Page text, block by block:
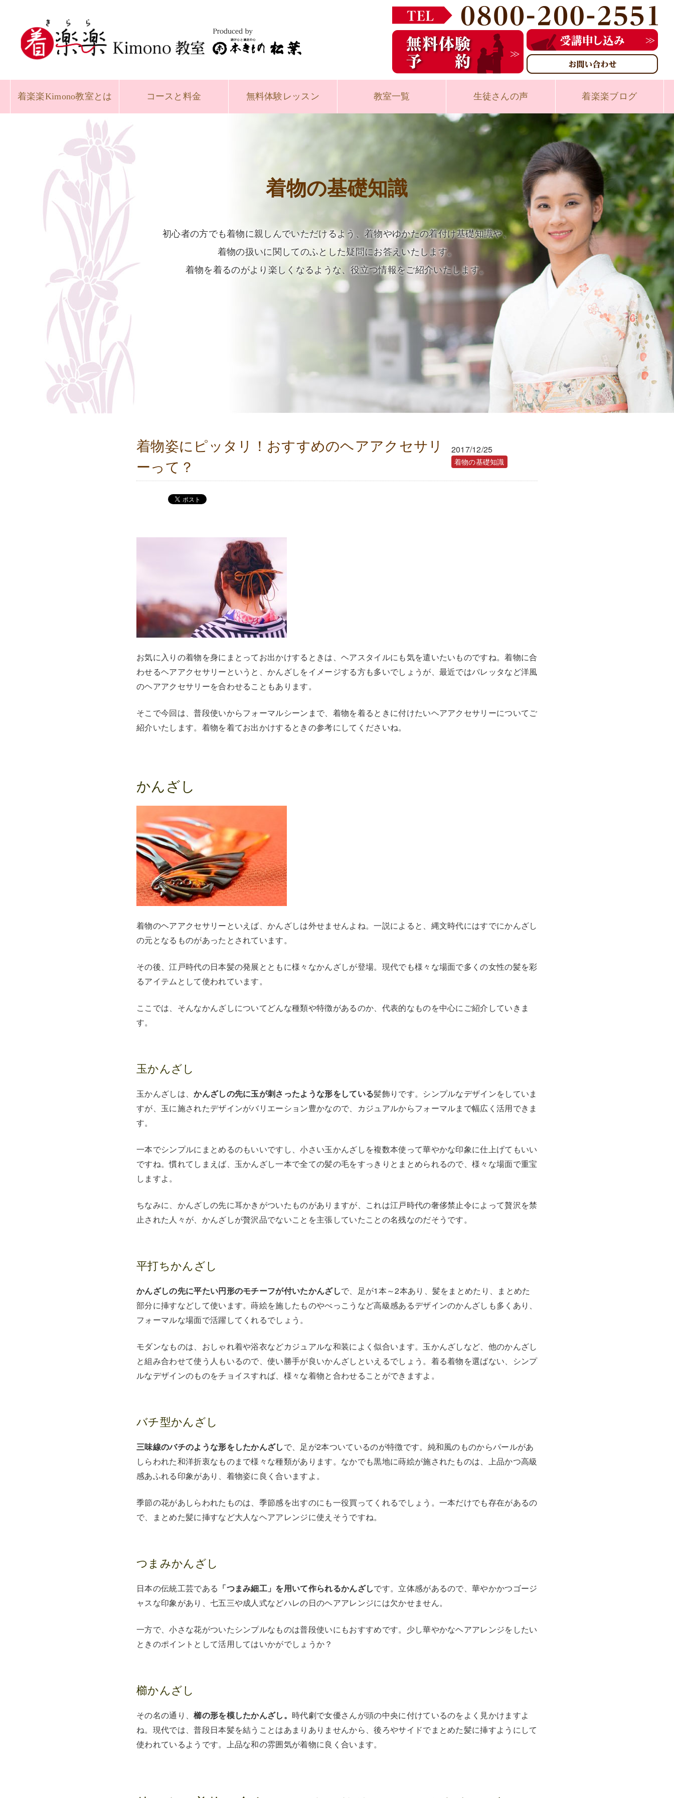
着楽楽Kimono教室とは コースと 料金 無料体験 レッスン 教室一覧 生徒さんの声 着楽楽ブログ
着物の基礎知識
初心者の方でも着物に親しんでいただけるよう、着物やゆかたの着付け基礎知識や、
着物の扱いに関してのふとした疑問にお答えいたします。
着物を着るのがより楽しくなるような、役立つ情報をご紹介いたします。
着物姿にピッタリ！おすすめのヘアアクセサリ
ーって？
2017/12/25
着物の基礎知識
お気に入りの着物を身にまとってお出かけするときは、ヘアスタイルにも気を遣いたいものですね。着物に合
わせるヘアアクセサリーというと、かんざしをイメージする方も多いでしょうが、最近ではバレッタなど洋風
のヘアアクセサリーを合わせることもあります。
そこで今回は、普段使いからフォーマルシーンまで、着物を着るときに付けたいヘアアクセサリーについてご
紹介いたします。着物を着てお出かけするときの参考にしてくださいね。
かんざし
着物のヘアアクセサリーといえば、かんざしは外せませんよね。一説によると、縄文時代にはすでにかんざし
の元となるものがあったとされています。
その後、江戸時代の日本髪の発展とともに様々なかんざしが登場。現代でも様々な場面で多くの女性の髪を彩
るアイテムとして使われています。
ここでは、そんなかんざしについてどんな種類や特徴があるのか、代表的なものを中心にご紹介していきま
す。
玉かんざし
玉かんざしは、かんざしの先に玉が刺さったような形をしている髪飾りです。シンプルなデザインをしていま
すが、玉に施されたデザインがバリエーション豊かなので、カジュアルからフォーマルまで幅広く活用できま
す。
一本でシンプルにまとめるのもいいですし、小さい玉かんざしを複数本使って華やかな印象に仕上げてもいい
ですね。慣れてしまえば、玉かんざし一本で全ての髪の毛をすっきりとまとめられるので、様々な場面で重宝
しますよ。
ちなみに、かんざしの先に耳かきがついたものがありますが、これは江戸時代の奢侈禁止令によって贅沢を禁
止された人々が、かんざしが贅沢品でないことを主張していたことの名残なのだそうです。
平打ちかんざし
かんざしの先に平たい円形のモチーフが付いたかんざしで、足が1本～2本あり、髪をまとめたり、まとめた
部分に挿すなどして使います。蒔絵を施したものやべっこうなど高級感あるデザインのかんざしも多くあり、
フォーマルな場面で活躍してくれるでしょう。
モダンなものは、おしゃれ着や浴衣などカジュアルな和装によく似合います。玉かんざしなど、他のかんざし
と組み合わせて使う人もいるので、使い勝手が良いかんざしといえるでしょう。着る着物を選ばない、シンプ
ルなデザインのものをチョイスすれば、様々な着物と合わせることができますよ。
バチ型かんざし
三味線のバチのような形をしたかんざしで、足が2本ついているのが特徴です。純和風のものからパールがあ
しらわれた和洋折衷なものまで様々な種類があります。なかでも黒地に蒔絵が施されたものは、上品かつ高級
感あふれる印象があり、着物姿に良く合いますよ。
季節の花があしらわれたものは、季節感を出すのにも一役買ってくれるでしょう。一本だけでも存在があるの
で、まとめた髪に挿すなど大人なヘアアレンジに使えそうですね。
つまみかんざし
日本の伝統工芸である 「つまみ細工」を用いて作られるかんざしです。立体感があるので、華やかかつゴージ
ャスな印象があり、七五三や成人式などハレの日のヘアアレンジには欠かせません。
一方で、小さな花がついたシンプルなものは普段使いにもおすすめです。少し華やかなヘアアレンジをしたい
ときのポイントとして活用してはいかがでしょうか？
櫛かんざし
その名の通り、櫛の形を模したかんざし。 時代劇で女優さんが頭の中央に付けているのをよく見かけますよ
ね。現代では、普段日本髪を結うことはあまりありませんから、後ろやサイドでまとめた髪に挿すようにして
使われているようです。上品な和の雰囲気が着物に良く合います。